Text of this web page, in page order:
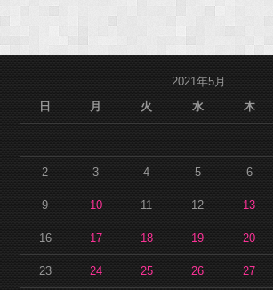
2021年5月
日
月 火 水 木
2 3 4 5 6
9 10 11 12 13
16 17 18 19 20
23 24 25 26 27